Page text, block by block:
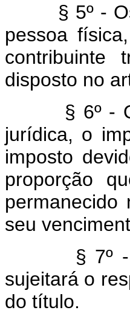
§ 5º - Os
pessoa
contribuinte
disposto no
§ 6º -
jurídica, o
imposto
proporção
seu
§ 7º - A
sujeitará o
do título.